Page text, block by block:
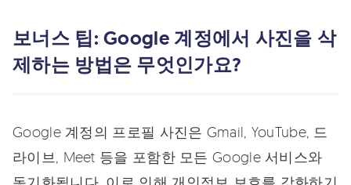
보너스 팁: Google 계정에서 사진을 삭
제하는 방법은 무엇인가요?
Google 계정의 프로필 사진은 Gmail, YouTube, 드
라이브, Meet 등을 포함한 모든 Google 서비스와